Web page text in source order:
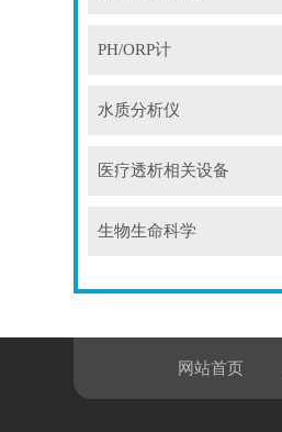
PH/ORP计
水质分析仪
医疗透析相关设备
生物生命科学
网站首页